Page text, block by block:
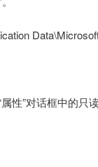
性”对话框中的只